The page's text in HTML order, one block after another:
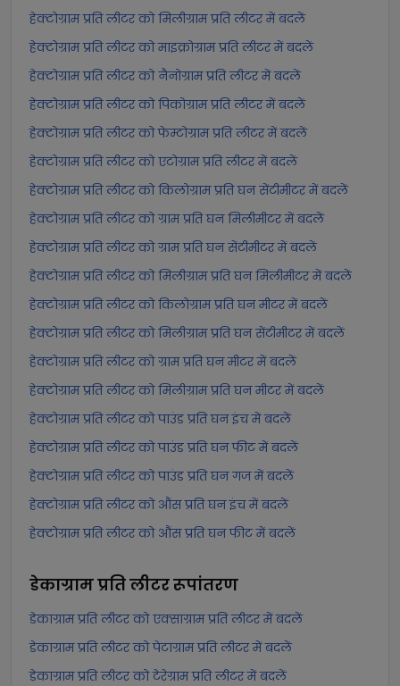
हेक्टोग्राम प्रति लीटर को मिलीग्राम प्रति लीटर में बदलें
हेक्टोग्राम प्रति लीटर को माइक्रोग्राम प्रति लीटर में बदलें
हेक्टोग्राम प्रति लीटर को नैनोग्राम प्रति लीटर में बदलें
हेक्टोग्राम प्रति लीटर को पिकोग्राम प्रति लीटर में बदलें
हेक्टोग्राम प्रति लीटर को फेम्टोग्राम प्रति लीटर में बदलें
हेक्टोग्राम प्रति लीटर को एटोग्राम प्रति लीटर में बदलें
हेक्टोग्राम प्रति लीटर को किलोग्राम प्रति घन सेंटीमीटर में बदलें
हेक्टोग्राम प्रति लीटर को ग्राम प्रति घन मिलीमीटर में बदलें
हेक्टोग्राम प्रति लीटर को ग्राम प्रति घन सेंटीमीटर में बदलें
हेक्टोग्राम प्रति लीटर को मिलीग्राम प्रति घन मिलीमीटर में बदलें
हेक्टोग्राम प्रति लीटर को किलोग्राम प्रति घन मीटर में बदलें
हेक्टोग्राम प्रति लीटर को मिलीग्राम प्रति घन सेंटीमीटर में बदलें
हेक्टोग्राम प्रति लीटर को ग्राम प्रति घन मीटर में बदलें
हेक्टोग्राम प्रति लीटर को मिलीग्राम प्रति घन मीटर में बदलें
हेक्टोग्राम प्रति लीटर को पाउंड प्रति घन इंच में बदलें
हेक्टोग्राम प्रति लीटर को पाउंड प्रति घन फीट में बदलें
हेक्टोग्राम प्रति लीटर को पाउंड प्रति घन गज में बदलें
हेक्टोग्राम प्रति लीटर को औंस प्रति घन इंच में बदलें
हेक्टोग्राम प्रति लीटर को औंस प्रति घन फीट में बदलें
डेकाग्राम प्रति लीटररूपांतरण
डेकाग्राम प्रति लीटर को एक्साग्राम प्रति लीटर में बदलें
डेकाग्राम प्रति लीटर को पेटाग्राम प्रति लीटर में बदलें
डेकाग्राम प्रति लीटर को टेरेग्राम प्रति लीटर में बदलें